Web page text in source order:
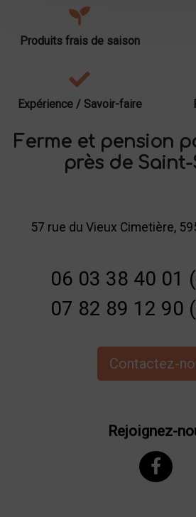
Produits frais de saison
Expérience / Savoir-faire
Ferme et pension
près de
57 rue du Vieux Cimetière,
06 03 38 40 01
07 82 89 12 90
Contactez-
Rejoignez-